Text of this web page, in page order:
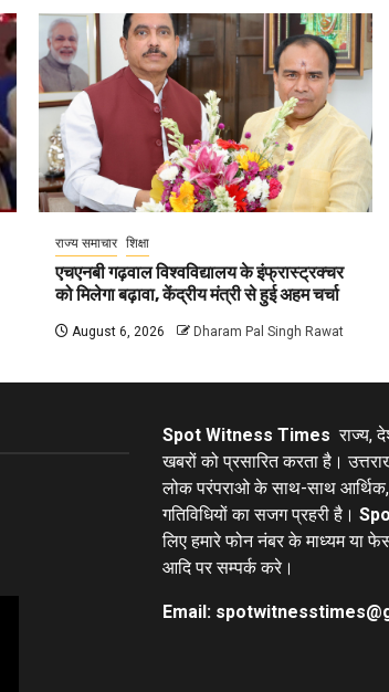
राज्य समाचार शिक्षा
एचएनबी गढ़वाल विश्वविद्यालय के इंफ्रास्ट्रक्चर
को मिलेगा बढ़ावा, केंद्रीय मंत्री से हुई अहम चर्चा
August 6, 2026 Dharam Pal Singh Rawat
Spot Witness Times राज्य,
खबरों को प्रसारित करता है।
लोक परंपराओ के साथ-साथ आर्थिक,
गतिविधियों का सजग प्रहरी है।
लिए हमारे फोन नंबर के माध्यम या
आदि पर सम्पर्क करे।
Email: